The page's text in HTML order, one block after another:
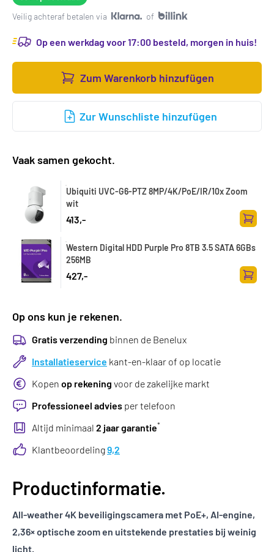
Veilig achteraf betalen via
of
Op een werkdag voor 17:00 besteld, morgen in huis!
Zum Warenkorb hinzufügen
Zur Wunschliste hinzufügen
Vaak samen gekocht.
Ubiquiti UVC-G6-PTZ 8MP/4K/PoE/IR/10x Zoom
wit
413,-
Zum
Western Digital HDD Purple Pro 8TB 3.5 SATA 6GBs
256MB
427,-
Zum
Op ons kun je rekenen.
Gratis verzending binnen de Benelux
Installatieservice kant-en-klaar of op locatie
Kopen op rekening voor de zakelijke markt
Professioneel advies per telefoon
Altijd minimaal 2 jaar garantie*
Klantbeoordeling9,2
Productinformatie.
All-weather 4K beveiligingscamera met PoE+, AI-engine,
2,36× optische zoom en uitstekende prestaties bij weinig
licht.